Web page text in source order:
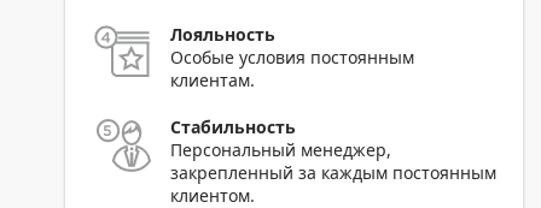
Лояльность
Особые условия постоянным
клиентам.
Стабильность
Персональный менеджер,
закрепленный за каждым постоянным
клиентом.